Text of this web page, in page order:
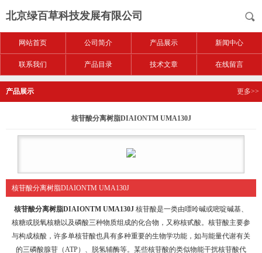
北京绿百草科技发展有限公司
网站首页 公司简介 产品展示 新闻中心
联系我们 产品目录 技术文章 在线留言
产品展示 更多>>
核苷酸分离树脂DIAIONTM UMA130J
核苷酸分离树脂DIAIONTM UMA130J
核苷酸分离树脂DIAIONTM UMA130J 核苷酸是一类由嘌呤碱或嘧啶碱基、
核糖或脱氧核糖以及磷酸三种物质组成的化合物，又称核甙酸。核苷酸主要参
与构成核酸，许多单核苷酸也具有多种重要的生物学功能，如与能量代谢有关
的三磷酸腺苷（ ATP）、脱氢辅酶等。某些核苷酸的类似物能干扰核苷酸代